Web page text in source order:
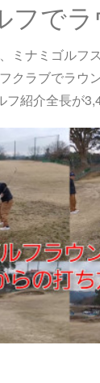
ミナミゴルフ
クラブでラウ
フ紹介全長が